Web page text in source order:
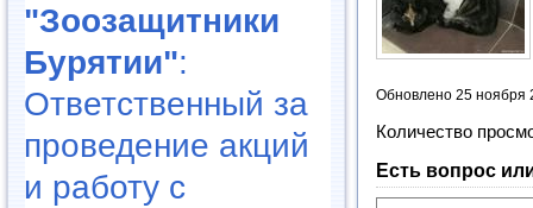
"Зоозащитники
Бурятии":
Ответственный за
проведение акций
и работу с
Обновлено 25 ноября
Количество
Есть вопрос